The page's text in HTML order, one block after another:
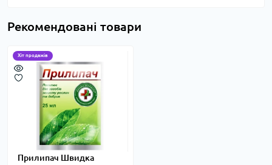
Рекомендовані товари
Хіт продажів
Прилипач Швидка